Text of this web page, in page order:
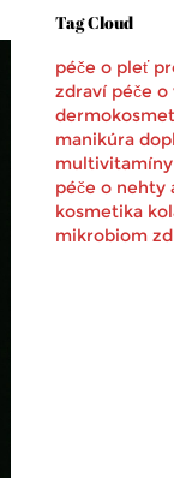
Tag Cloud
péče o pleť
zdraví péče o
manikúra
multivitamíny
péče o nehty
kosmetika
mikrobiom